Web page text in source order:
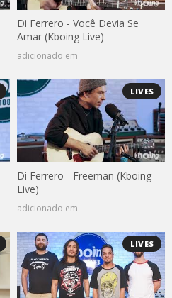
Di Ferrero - Você Devia Se
Amar (Kboing Live)
adicionado em
LIVES
Di Ferrero - Freeman (Kboing
Live)
adicionado em
LIVES